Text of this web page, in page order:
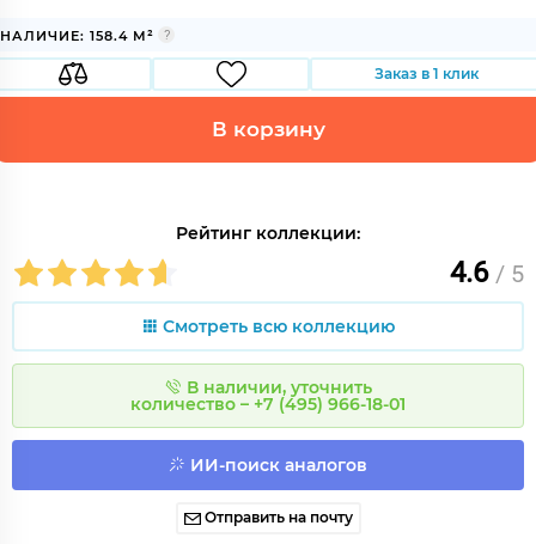
НАЛИЧИЕ: 158.4 М²
Заказ в 1 клик
В корзину
Рейтинг коллекции:
4.6 / 5
Смотреть всю коллекцию
В наличии, уточнить
количество – +7 (495) 966-18-01
ИИ-поиск аналогов
Отправить на почту